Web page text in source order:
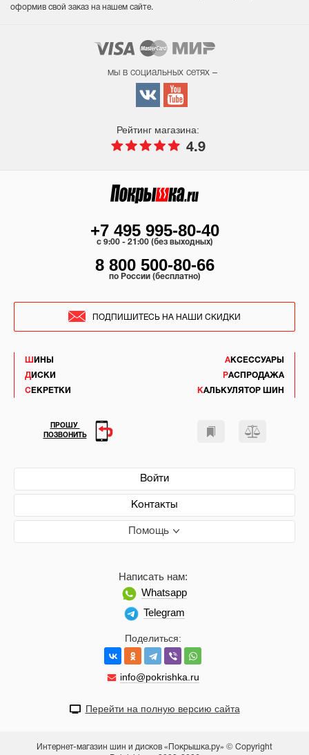
оформив свой заказ на нашем сайте.
мы в социальных сетях –
Рейтинг магазина:
4.9
ШИНЫ
ДИСКИ
СЕКРЕТКИ
АКСЕССУАРЫ
РАСПРОДАЖА
КАЛЬКУЛЯТОР ШИН
Войти
Контакты
Помощь
Поделиться:
info@pokrishka.ru
Написать нам:
Whatsapp
Telegram
+7 495 995-80-40
c 9:00 - 21:00 (без выходных)
8 800 500-80-66
по России (бесплатно)
ПОДПИШИТЕСЬ НА НАШИ СКИДКИ
ПРОШУ
ПОЗВОНИТЬ
Перейти на полную версию сайта
Интернет-магазин шин и дисков «Покрышка.ру» © Copyright